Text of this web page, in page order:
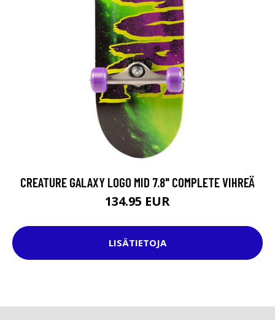
CREATURE GALAXY LOGO MID 7.8" COMPLETE VIHREÄ
134.95 EUR
LISÄTIETOJA